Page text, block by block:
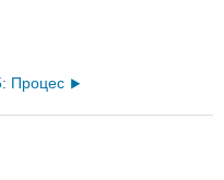
Процес